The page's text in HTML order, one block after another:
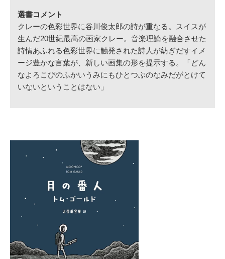
選書コメント
クレーの色彩世界に谷川俊太郎の詩が重なる。スイスが
生んだ20世紀最高の画家クレー。音楽理論を融合させた
詩情あふれる色彩世界に触発された詩人が紡ぎだすイメ
ージ豊かな言葉が、新しい画集の形を提示する。「どん
なよろこびのふかいうみにもひとつぶのなみだがとけて
いないということはない」